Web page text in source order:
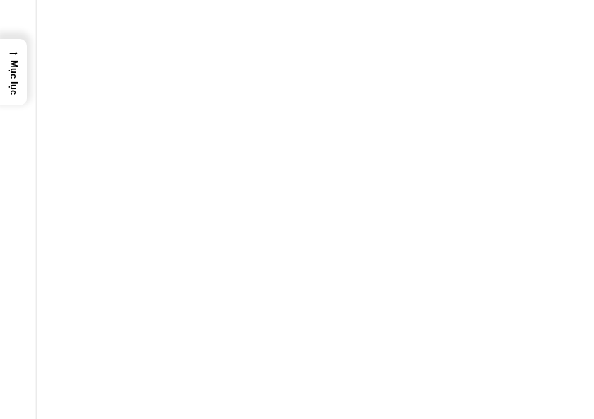
→
Mục lục